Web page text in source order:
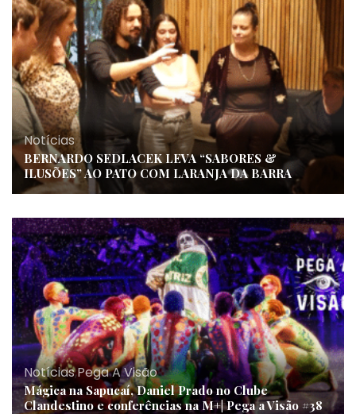
Notícias
BERNARDO SEDLACEK LEVA “SABORES &
ILUSÕES” AO PATO COM LARANJA DA BARRA
Notícias,Pega A Visão
Mágica na Sapucaí, Daniel Prado no Clube
Clandestino e conferências na M+| Pega a Visão #38